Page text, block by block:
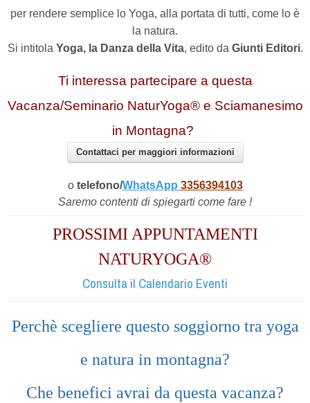
per rendere semplice lo Yoga, alla portata di tutti, come lo è
la natura.
Si intitola Yoga, la Danza della Vita, edito da Giunti Editori.
Ti interessa partecipare a questa
Vacanza/Seminario NaturYoga® e Sciamanesimo
in Montagna?
Contattaci per maggiori informazioni
o telefono/WhatsApp 3356394103
Saremo contenti di spiegarti come fare !
PROSSIMI APPUNTAMENTI
NATURYOGA®
Consulta il Calendario Eventi
Perchè scegliere questo soggiorno tra yoga
e natura in montagna?
Che benefici avrai da questa vacanza?